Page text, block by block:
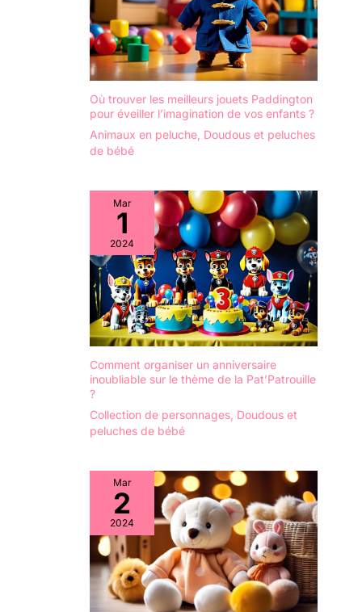
Où trouver les meilleurs jouets Paddington
pour éveiller l’imagination de vos enfants ?
Animaux en peluche Doudous et peluches
de bébé
Mar
1
2024
Comment organiser un anniversaire
inoubliable sur le thème de la Pat’Patrouille
?
Collection de personnages Doudous et
peluches de bébé
Mar
2
2024